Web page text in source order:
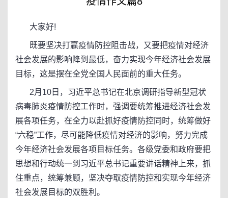
大家好!
既要坚决打赢疫情防控阻击战，又要把疫情对经济
社会发展的影响降到最低，奋力实现今年经济社会发展
目标，这是摆在全党全国人民面前的重大任务。
2月10日，习近平总书记在北京调研指导新型冠状
病毒肺炎疫情防控工作时，强调要统筹推进经济社会发
展各项任务，在全力以赴抓好疫情防控同时，统筹做好
“六稳”工作，尽可能降低疫情对经济的影响，努力完成
今年经济社会发展各项目标任务。各级党委和政府要把
思想和行动统一到习近平总书记重要讲话精神上来，抓
住重点，统筹兼顾，坚决夺取疫情防控和实现今年经济
社会发展目标的双胜利。